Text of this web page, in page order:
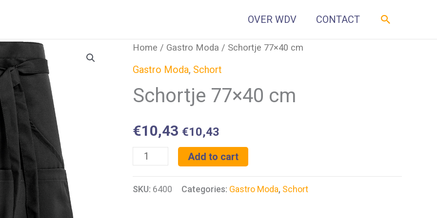
OVER WDV CONTACT Zoeken
Home / Gastro Moda / Schortje 77×40 cm
Gastro Moda, Schort
Schortje 77×40 cm
€10,43 €10,43
Schortje
77x40
cm
Add to cart
SKU: 6400 Categories: Gastro Moda, Schort